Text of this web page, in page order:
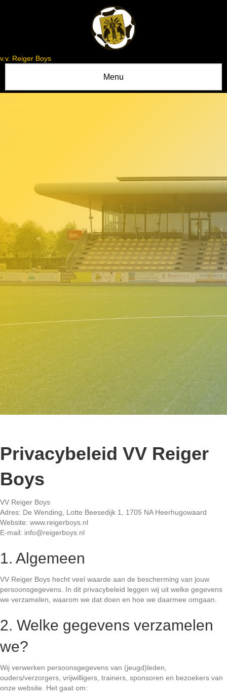
v.v. Reiger Boys
Menu
Privacybeleid VV Reiger
Boys
VV Reiger Boys
Adres: De Wending, Lotte Beesedijk 1, 1705 NA Heerhugowaard
Website: www.reigerboys.nl
E-mail: info@reigerboys.nl
1. Algemeen
VV Reiger Boys hecht veel waarde aan de bescherming van jouw
persoonsgegevens. In dit privacybeleid leggen wij uit welke gegevens
we verzamelen, waarom we dat doen en hoe we daarmee omgaan.
2. Welke gegevens verzamelen
we?
Wij verwerken persoonsgegevens van (jeugd)leden,
ouders/verzorgers, vrijwilligers, trainers, sponsoren en bezoekers van
onze website. Het gaat om: